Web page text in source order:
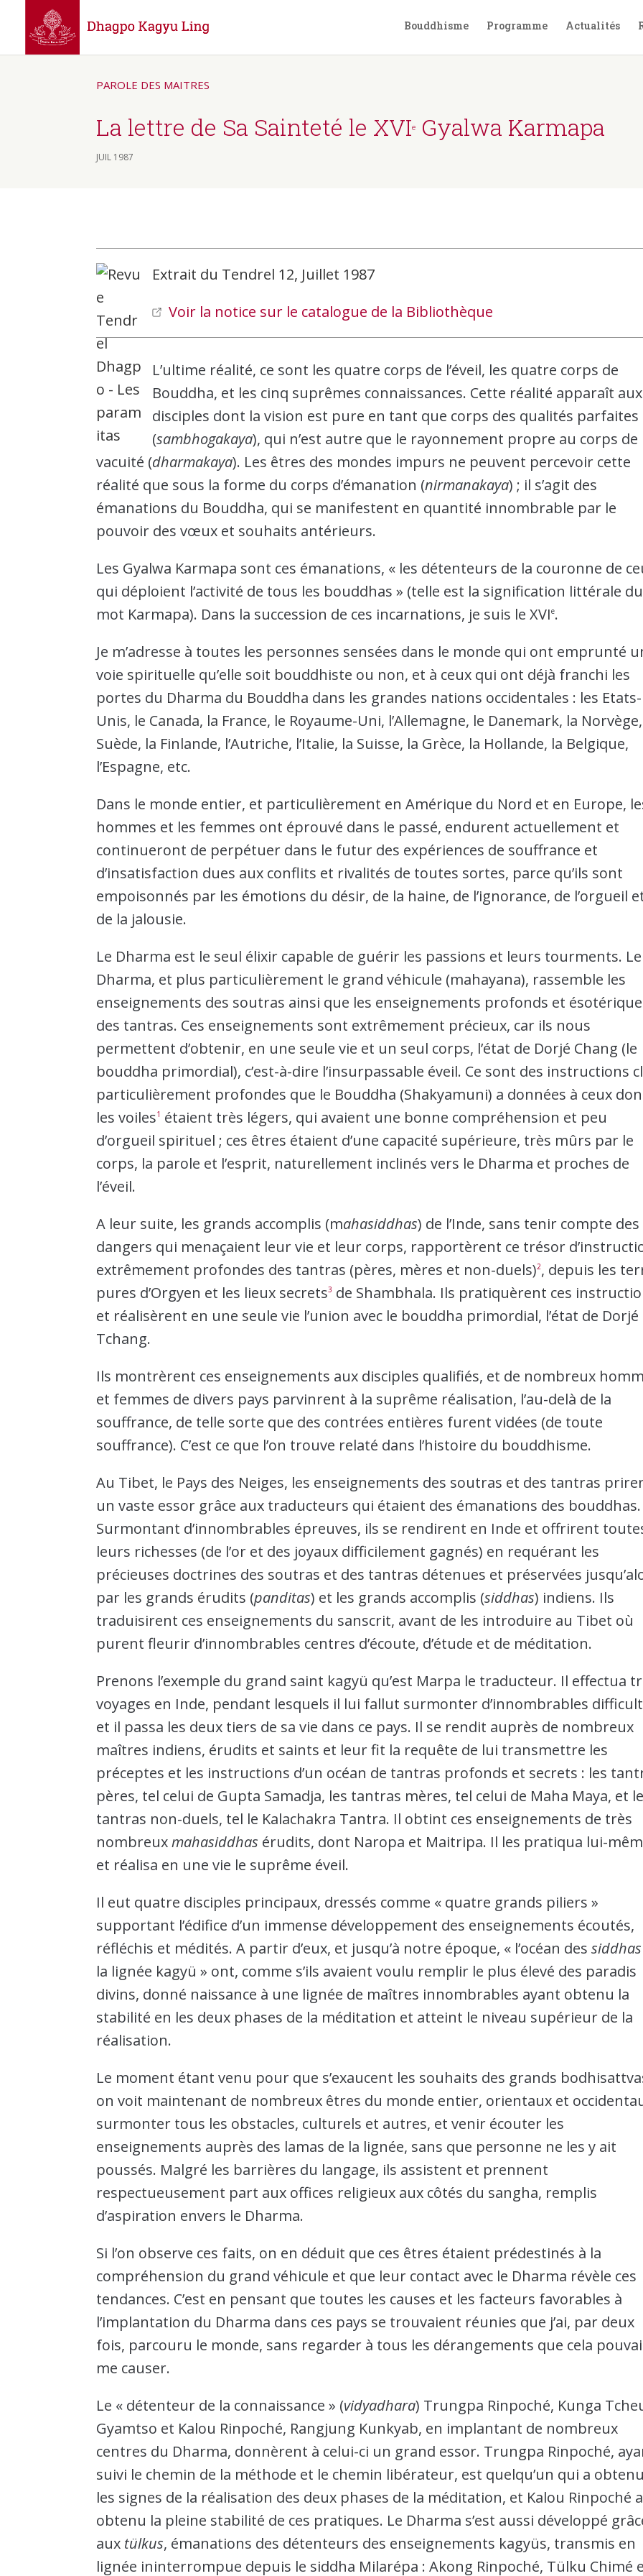
Bouddhisme Programme Actualités
PAROLE DES MAITRES
La lettre de Sa Sainteté le XVIe Gyalwa Karmapa
JUIL 1987
Extrait du Tendrel 12, Juillet 1987
Voir la notice sur le catalogue de la Bibliothèque
L’ultime réalité, ce sont les quatre corps de l’éveil, les quatre corps de
Bouddha, et les cinq suprêmes connaissances. Cette réalité apparaît aux
disciples dont la vision est pure en tant que corps des qualités parfaites
(sambhogakaya), qui n’est autre que le rayonnement propre au corps de
vacuité (dharmakaya). Les êtres des mondes impurs ne peuvent percevoir cette
réalité que sous la forme du corps d’émanation (nirmanakaya) ; il s’agit des
émanations du Bouddha, qui se manifestent en quantité innombrable par le
pouvoir des vœux et souhaits antérieurs.
Les Gyalwa Karmapa sont ces émanations, « les détenteurs de la couronne de
qui déploient l’activité de tous les bouddhas » (telle est la signification littérale du
mot Karmapa). Dans la succession de ces incarnations, je suis le XVIe.
Je m’adresse à toutes les personnes sensées dans le monde qui ont emprunté
voie spirituelle qu’elle soit bouddhiste ou non, et à ceux qui ont déjà franchi les
portes du Dharma du Bouddha dans les grandes nations occidentales : les Etats-
Unis, le Canada, la France, le Royaume-Uni, l’Allemagne, le Danemark, la
Suède, la Finlande, l’Autriche, l’Italie, la Suisse, la Grèce, la Hollande, la Belgique,
l’Espagne, etc.
Dans le monde entier, et particulièrement en Amérique du Nord et en Europe,
hommes et les femmes ont éprouvé dans le passé, endurent actuellement et
continueront de perpétuer dans le futur des expériences de souffrance et
d’insatisfaction dues aux conflits et rivalités de toutes sortes, parce qu’ils sont
empoisonnés par les émotions du désir, de la haine, de l’ignorance, de l’orgueil
de la jalousie.
Le Dharma est le seul élixir capable de guérir les passions et leurs tourments. Le
Dharma, et plus particulièrement le grand véhicule (mahayana), rassemble les
enseignements des soutras ainsi que les enseignements profonds et
des tantras. Ces enseignements sont extrêmement précieux, car ils nous
permettent d’obtenir, en une seule vie et un seul corps, l’état de Dorjé Chang (le
bouddha primordial), c’est-à-dire l’insurpassable éveil. Ce sont des instructions
particulièrement profondes que le Bouddha (Shakyamuni) a données à ceux
les voiles1 étaient très légers, qui avaient une bonne compréhension et peu
d’orgueil spirituel ; ces êtres étaient d’une capacité supérieure, très mûrs par le
corps, la parole et l’esprit, naturellement inclinés vers le Dharma et proches de
l’éveil.
A leur suite, les grands accomplis (mahasiddhas) de l’Inde, sans tenir compte des
dangers qui menaçaient leur vie et leur corps, rapportèrent ce trésor
extrêmement profondes des tantras (pères, mères et non-duels)2, depuis les
pures d’Orgyen et les lieux secrets3 de Shambhala. Ils pratiquèrent ces
et réalisèrent en une seule vie l’union avec le bouddha primordial, l’état de Dorjé
Tchang.
Ils montrèrent ces enseignements aux disciples qualifiés, et de nombreux
et femmes de divers pays parvinrent à la suprême réalisation, l’au-delà de la
souffrance, de telle sorte que des contrées entières furent vidées (de toute
souffrance). C’est ce que l’on trouve relaté dans l’histoire du bouddhisme.
Au Tibet, le Pays des Neiges, les enseignements des soutras et des tantras
un vaste essor grâce aux traducteurs qui étaient des émanations des bouddhas.
Surmontant d’innombrables épreuves, ils se rendirent en Inde et offrirent
leurs richesses (de l’or et des joyaux difficilement gagnés) en requérant les
précieuses doctrines des soutras et des tantras détenues et préservées
par les grands érudits (panditas) et les grands accomplis (siddhas) indiens. Ils
traduisirent ces enseignements du sanscrit, avant de les introduire au Tibet où
purent fleurir d’innombrables centres d’écoute, d’étude et de méditation.
Prenons l’exemple du grand saint kagyü qu’est Marpa le traducteur. Il effectua
voyages en Inde, pendant lesquels il lui fallut surmonter d’innombrables
et il passa les deux tiers de sa vie dans ce pays. Il se rendit auprès de nombreux
maîtres indiens, érudits et saints et leur fit la requête de lui transmettre les
préceptes et les instructions d’un océan de tantras profonds et secrets : les
pères, tel celui de Gupta Samadja, les tantras mères, tel celui de Maha Maya, et
tantras non-duels, tel le Kalachakra Tantra. Il obtint ces enseignements de très
nombreuxmahasiddhas érudits, dont Naropa et Maitripa. Il les pratiqua lui-
et réalisa en une vie le suprême éveil.
Il eut quatre disciples principaux, dressés comme « quatre grands piliers »
supportant l’édifice d’un immense développement des enseignements écoutés,
réfléchis et médités. A partir d’eux, et jusqu’à notre époque, « l’océan dessiddhas
la lignée kagyü » ont, comme s’ils avaient voulu remplir le plus élevé des paradis
divins, donné naissance à une lignée de maîtres innombrables ayant obtenu la
stabilité en les deux phases de la méditation et atteint le niveau supérieur de la
réalisation.
Le moment étant venu pour que s’exaucent les souhaits des grands
on voit maintenant de nombreux êtres du monde entier, orientaux et
surmonter tous les obstacles, culturels et autres, et venir écouter les
enseignements auprès des lamas de la lignée, sans que personne ne les y ait
poussés. Malgré les barrières du langage, ils assistent et prennent
respectueusement part aux offices religieux aux côtés du sangha, remplis
d’aspiration envers le Dharma.
Si l’on observe ces faits, on en déduit que ces êtres étaient prédestinés à la
compréhension du grand véhicule et que leur contact avec le Dharma révèle ces
tendances. C’est en pensant que toutes les causes et les facteurs favorables à
l’implantation du Dharma dans ces pays se trouvaient réunies que j’ai, par deux
fois, parcouru le monde, sans regarder à tous les dérangements que cela
me causer.
Le « détenteur de la connaissance » (vidyadhara) Trungpa Rinpoché, Kunga
Gyamtso et Kalou Rinpoché, Rangjung Kunkyab, en implantant de nombreux
centres du Dharma, donnèrent à celui-ci un grand essor. Trungpa Rinpoché,
suivi le chemin de la méthode et le chemin libérateur, est quelqu’un qui a obtenu
les signes de la réalisation des deux phases de la méditation, et Kalou Rinpoché a
obtenu la pleine stabilité de ces pratiques. Le Dharma s’est aussi développé
aux tülkus, émanations des détenteurs des enseignements kagyüs, transmis en
lignée ininterrompue depuis le siddha Milarépa : Akong Rinpoché, Tülku Chimé